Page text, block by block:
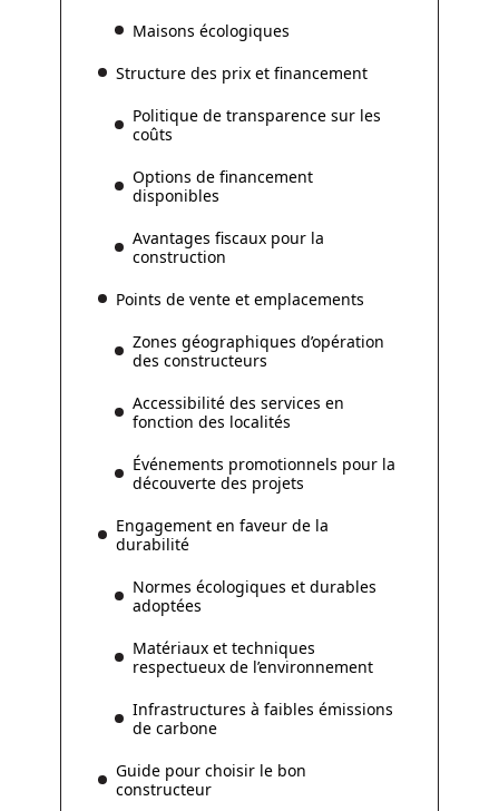
Maisons écologiques
Structure des prix et financement
Politique de transparence sur les
coûts
Options de financement
disponibles
Avantages fiscaux pour la
construction
Points de vente et emplacements
Zones géographiques d’opération
des constructeurs
Accessibilité des services en
fonction des localités
Événements promotionnels pour la
découverte des projets
Engagement en faveur de la
durabilité
Normes écologiques et durables
adoptées
Matériaux et techniques
respectueux de l’environnement
Infrastructures à faibles émissions
de carbone
Guide pour choisir le bon
constructeur